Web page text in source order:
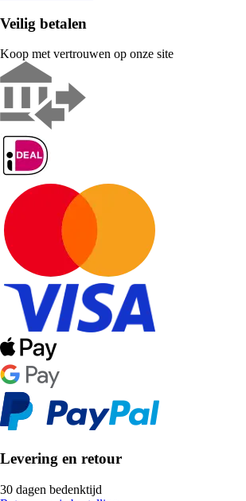
Veilig betalen
Koop met vertrouwen op onze site
Levering en retour
30 dagen bedenktijd